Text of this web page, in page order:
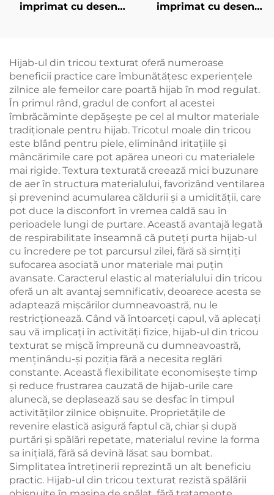
imprimat cu desen
imprimat cu desen
Hijab-ul din tricou texturat oferă numeroase
beneficii practice care îmbunătățesc experiențele
zilnice ale femeilor care poartă hijab în mod regulat.
În primul rând, gradul de confort al acestei
îmbrăcăminte depășește pe cel al multor materiale
tradiționale pentru hijab. Tricotul moale din tricou
este blând pentru piele, eliminând iritațiile și
mâncărimile care pot apărea uneori cu materialele
mai rigide. Textura texturată creează mici buzunare
de aer în structura materialului, favorizând ventilarea
și prevenind acumularea căldurii și a umidității, care
pot duce la disconfort în vremea caldă sau în
perioadele lungi de purtare. Această avantajă legată
de respirabilitate înseamnă că puteți purta hijab-ul
cu încredere pe tot parcursul zilei, fără să simțiți
sufocarea asociată unor materiale mai puțin
avansate. Caracterul elastic al materialului din tricou
oferă un alt avantaj semnificativ, deoarece acesta se
adaptează mișcărilor dumneavoastră, nu le
restricționează. Când vă întoarceți capul, vă aplecați
sau vă implicați în activități fizice, hijab-ul din tricou
texturat se mișcă împreună cu dumneavoastră,
menținându-și poziția fără a necesita reglări
constante. Această flexibilitate economisește timp
și reduce frustrarea cauzată de hijab-urile care
alunecă, se deplasează sau se desfac în timpul
activităților zilnice obișnuite. Proprietățile de
revenire elastică asigură faptul că, chiar și după
purtări și spălări repetate, materialul revine la forma
sa inițială, fără să devină lăsat sau bombat.
Simplitatea întreținerii reprezintă un alt beneficiu
practic. Hijab-ul din tricou texturat rezistă spălării